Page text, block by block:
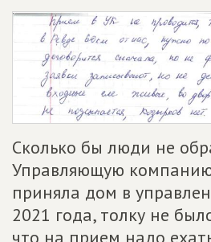
Сколько бы люди не
Управляющую
приняла дом в
2021 года, толку не